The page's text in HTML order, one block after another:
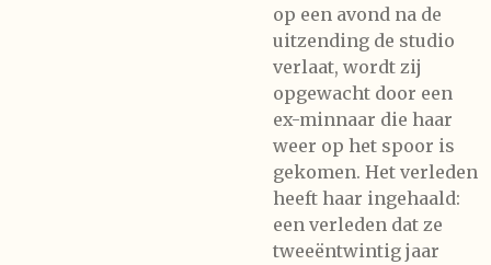
op een avond na de
uitzending de studio
verlaat, wordt zij
opgewacht door een
ex-minnaar die haar
weer op het spoor is
gekomen. Het verleden
heeft haar ingehaald:
een verleden dat ze
tweeëntwintig jaar